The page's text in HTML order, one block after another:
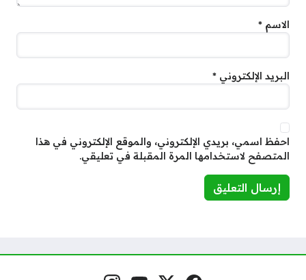
الاسم *
البريد الإلكتروني *
احفظ اسمي، بريدي الإلكتروني، والموقع الإلكتروني في هذا
المتصفح لاستخدامها المرة المقبلة في تعليقي.